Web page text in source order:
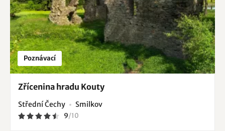
Poznávací
Zřícenina hradu Kouty
Střední Čechy Smilkov
9/10